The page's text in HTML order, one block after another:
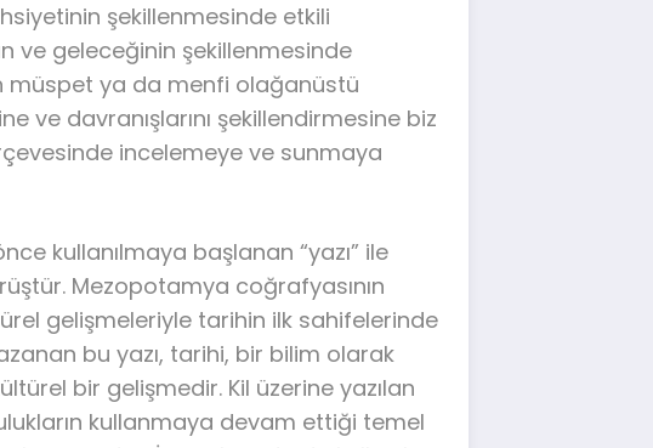
şekillenmesinde etkili
ve geleceğinin şekillenmesinde
müspet ya da menfi olağanüstü
ve davranışlarını şekillendirmesine biz
incelemeye ve sunmaya
kullanılmaya başlanan “yazı” ile
Mezopotamya coğrafyasının
gelişmeleriyle tarihin ilk sahifelerinde
bu yazı, tarihi, bir bilim olarak
bir gelişmedir. Kil üzerine yazılan
kullanmaya devam ettiği temel